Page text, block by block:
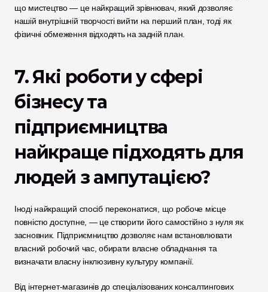
що мистецтво — це найкращий зрівнювач, який дозволяє
нашій внутрішній творчості вийти на перший план, тоді як
фізичні обмеження відходять на задній план.
7. Які роботи у сфері
бізнесу та
підприємництва
найкраще підходять для
людей з ампутацією?
Іноді найкращий спосіб переконатися, що робоче місце
повністю доступне, — це створити його самостійно з нуля як
засновник. Підприємництво дозволяє нам встановлювати
власний робочий час, обирати власне обладнання та
визначати власну інклюзивну культуру компанії.
Від інтернет-магазинів до спеціалізованих консалтингових